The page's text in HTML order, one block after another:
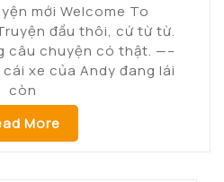
mới Welcome To
đầu thôi, cứ từ từ.
câu chuyện có thật. —–
xe của Andy đang lái
còn
More